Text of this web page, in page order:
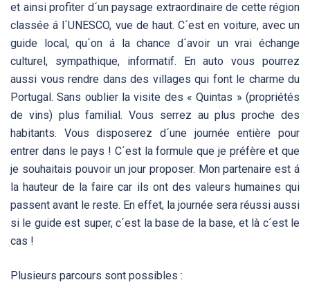
et ainsi profiter d´un paysage extraordinaire de cette région
classée á l´UNESCO, vue de haut. C´est en voiture, avec un
guide local, qu´on á la chance d´avoir un vrai échange
culturel, sympathique, informatif. En auto vous pourrez
aussi vous rendre dans des villages qui font le charme du
Portugal. Sans oublier la visite des « Quintas » (propriétés
de vins) plus familial. Vous serrez au plus proche des
habitants. Vous disposerez d´une journée entière pour
entrer dans le pays ! C´est la formule que je préfère et que
je souhaitais pouvoir un jour proposer. Mon partenaire est á
la hauteur de la faire car ils ont des valeurs humaines qui
passent avant le reste. En effet, la journée sera réussi aussi
si le guide est super, c´est la base de la base, et là c´est le
cas !
Plusieurs parcours sont possibles :